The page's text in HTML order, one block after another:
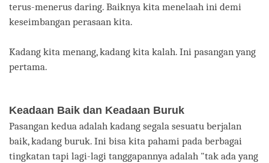
terus-menerus daring. Baiknya kita menelaah ini demi
keseimbangan perasaan kita.
Kadang kita menang, kadang kita kalah. Ini pasangan yang
pertama.
Keadaan Baik dan Keadaan Buruk
Pasangan kedua adalah kadang segala sesuatu berjalan
baik, kadang buruk. Ini bisa kita pahami pada berbagai
tingkatan tapi lagi-lagi tanggapannya adalah "tak ada yang